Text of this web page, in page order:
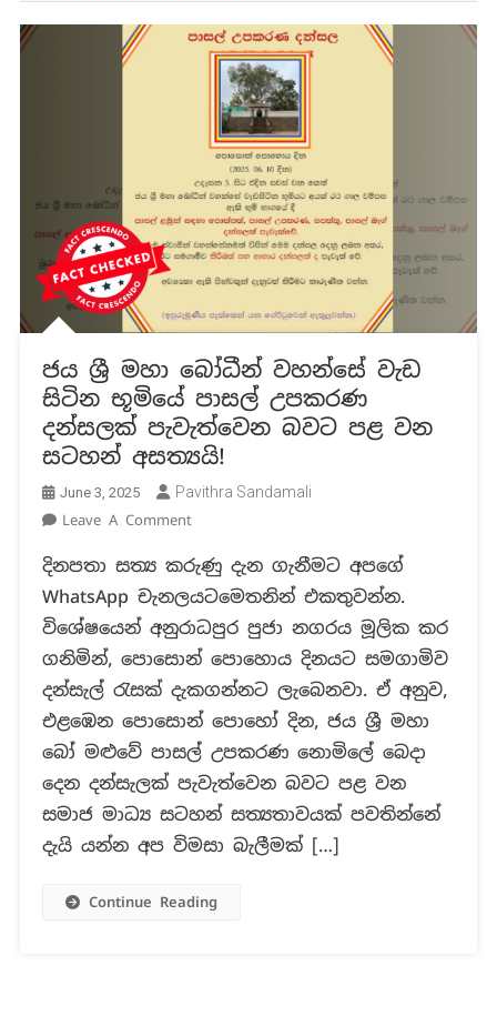
ජය ශ්‍රී මහා බෝධීන් වහන්සේ වැඩ
සිටින භූමියේ පාසල් උපකරණ
දන්සලක් පැවැත්වෙන බවට පළ වන
සටහන් අසත්‍යයි!
June 3, 2025 Pavithra Sandamali
Leave A CommentOn
ශ්‍රී
මහා
බෝධීන්
වහන්සේ
වැඩ
සිටින
භූමියේ
පාසල්
උපකරණ
දන්සලක්
පැවැත්වෙන
බවට
වන
දිනපතා සත්‍ය කරුණු දැන ගැනීමට අපගේ
WhatsApp චැනලයටමෙතනින් එකතුවන්න.
විශේෂයෙන් අනුරාධපුර පුජා නගරය මූලික කර
ගනිමින්, පොසොන් පොහොය දිනයට සමගාමිව
දන්සැල් රැසක් දැකගන්නට ලැබෙනවා. ඒ අනුව,
එළඹෙන පොසොන් පොහෝ දින, ජය ශ්‍රී මහා
බෝ මළුවේ පාසල් උපකරණ නොමිලේ බෙදා
දෙන දන්සැලක් පැවැත්වෙන බවට පළ වන
සමාජ මාධ්‍ය සටහන් සත්‍යතාවයක් පවතින්නේ
දැයි යන්න අප විමසා බැලීමක් […]
Continue Reading